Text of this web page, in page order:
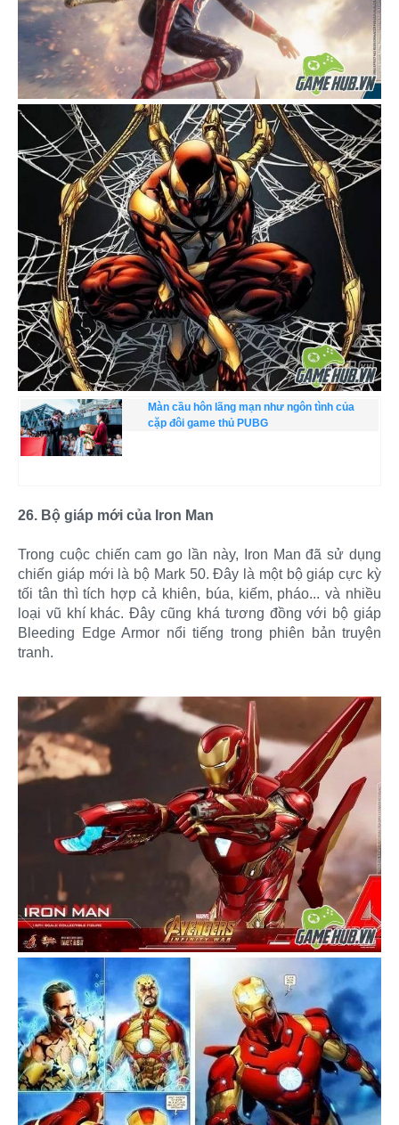
Màn cầu hôn lãng mạn như ngôn tình của
cặp đôi game thủ PUBG
26. Bộ giáp mới của Iron Man
Trong cuộc chiến cam go lần này, Iron Man đã sử dụng
chiến giáp mới là bộ Mark 50. Đây là một bộ giáp cực kỳ
tối tân thì tích hợp cả khiên, búa, kiếm, pháo... và nhiều
loại vũ khí khác. Đây cũng khá tương đồng với bộ giáp
Bleeding Edge Armor nổi tiếng trong phiên bản truyện
tranh.